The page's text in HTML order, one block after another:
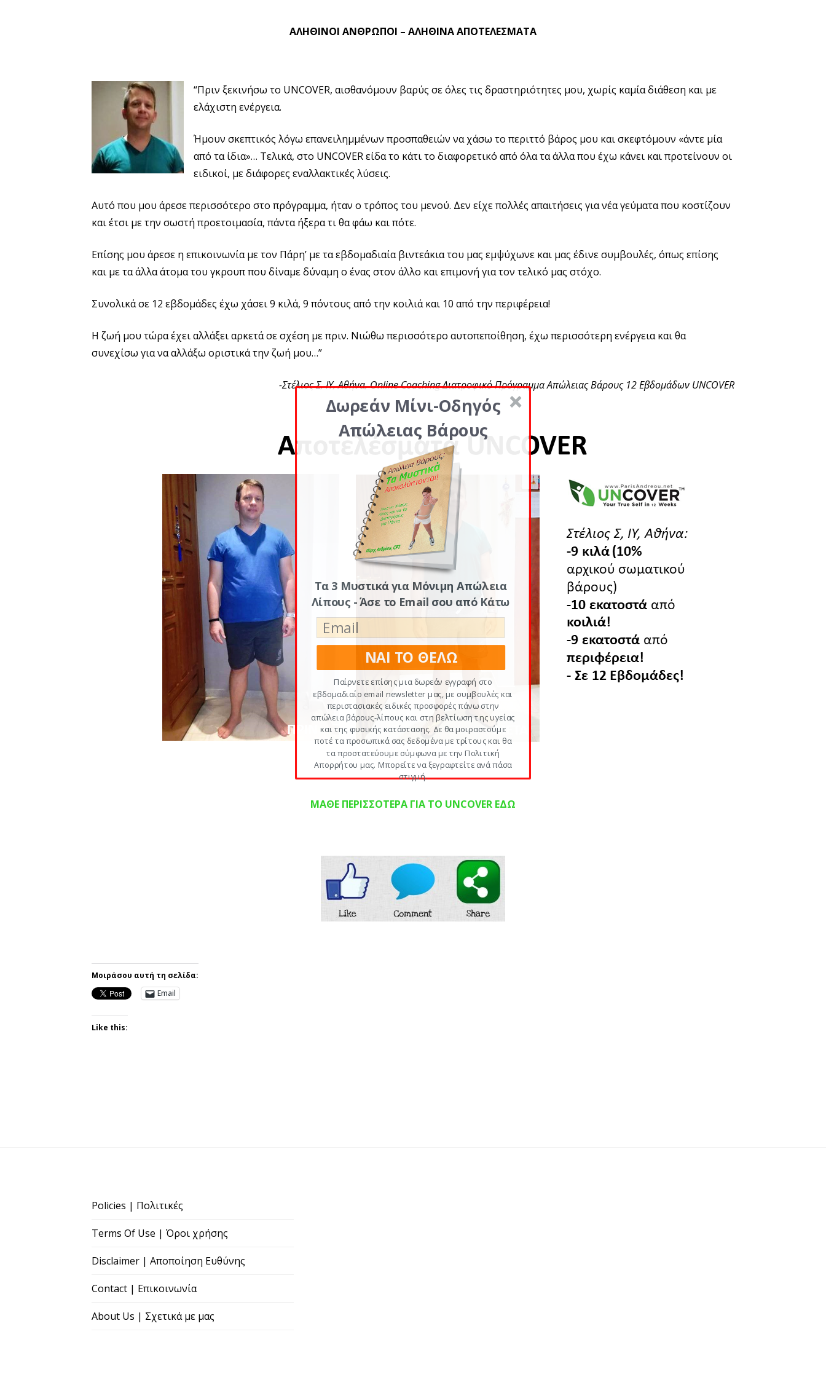
ΑΛΗΘΙΝΟΙ ΑΝΘΡΩΠΟΙ – ΑΛΗΘΙΝΑ ΑΠΟΤΕΛΕΣΜΑΤΑ
“Πριν ξεκινήσω το UNCOVER, αισθανόμουν βαρύς σε όλες τις δραστηριότητες μου, χωρίς καμία διάθεση και με
ελάχιστη ενέργεια.
Ήμουν σκεπτικός λόγω επανειλημμένων προσπαθειών να χάσω το περιττό βάρος μου και σκεφτόμουν «άντε μία
από τα ίδια»… Τελικά, στο UNCOVER είδα το κάτι το διαφορετικό από όλα τα άλλα που έχω κάνει και προτείνουν οι
ειδικοί, με διάφορες εναλλακτικές λύσεις.
Αυτό που μου άρεσε περισσότερο στο πρόγραμμα, ήταν ο τρόπος του μενού. Δεν είχε πολλές απαιτήσεις για νέα γεύματα που κοστίζουν
και έτσι με την σωστή προετοιμασία, πάντα ήξερα τι θα φάω και πότε.
Επίσης μου άρεσε η επικοινωνία με τον Πάρη’ με τα εβδομαδιαία βιντεάκια του μας εμψύχωνε και μας έδινε συμβουλές, όπως επίσης
και με τα άλλα άτομα του γκρουπ που δίναμε δύναμη ο ένας στον άλλο και επιμονή για τον τελικό μας στόχο.
Συνολικά σε 12 εβδομάδες έχω χάσει 9 κιλά, 9 πόντους από την κοιλιά και 10 από την περιφέρεια!
Η ζωή μου τώρα έχει αλλάξει αρκετά σε σχέση με πριν. Νιώθω περισσότερο αυτοπεποίθηση, έχω περισσότερη ενέργεια και θα
συνεχίσω για να αλλάξω οριστικά την ζωή μου…”
-Στέλιος Σ, ΙΥ, Αθήνα, Online Coaching Διατροφικό Πρόγραμμα Απώλειας Βάρους 12 Εβδομάδων UNCOVER
ΜΑΘΕ ΠΕΡΙΣΣΟΤΕΡΑ ΓΙΑ ΤΟ UNCOVER ΕΔΩ
Μοιράσου αυτή τη σελίδα:
Email
Like this:
Policies | Πολιτικές
Terms Of Use | Όροι χρήσης
Disclaimer | Αποποίηση Ευθύνης
Contact | Επικοινωνία
About Us | Σχετικά με μας
Δωρεάν Μίνι-Οδηγός
Απώλειας Βάρους
Τα 3 Μυστικά για Μόνιμη Απώλεια
Λίπους - Άσε το Email σου από Κάτω
ΝΑΙ ΤΟ ΘΕΛΩ
Παίρνετε επίσης μια δωρεάν εγγραφή στο
εβδομαδιαίο email newsletter μας, με συμβουλές και
περιστασιακές ειδικές προσφορές πάνω στην
απώλεια βάρους-λίπους και στη βελτίωση της υγείας
και της φυσικής κατάστασης. Δε θα μοιραστούμε
ποτέ τα προσωπικά σας δεδομένα με τρίτους και θα
τα προστατεύουμε σύμφωνα με την Πολιτική
Απορρήτου μας. Μπορείτε να ξεγραφτείτε ανά πάσα
στιγμή.